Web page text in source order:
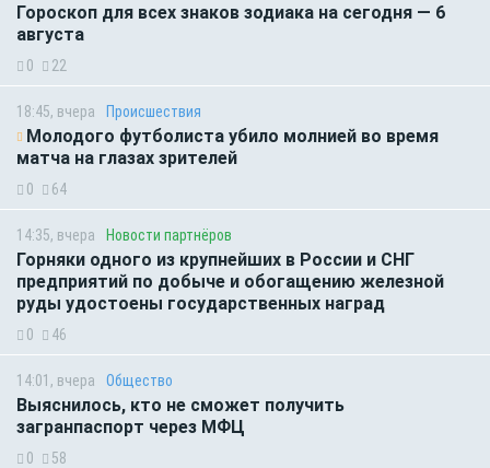
Гороскоп для всех знаков зодиака на сегодня — 6
августа
0 22
18:45, вчера Происшествия
Молодого футболиста убило молнией во время
матча на глазах зрителей
0 64
14:35, вчера Новости партнёров
Горняки одного из крупнейших в России и СНГ
предприятий по добыче и обогащению железной
руды удостоены государственных наград
0 46
14:01, вчера Общество
Выяснилось, кто не сможет получить
загранпаспорт через МФЦ
0 58